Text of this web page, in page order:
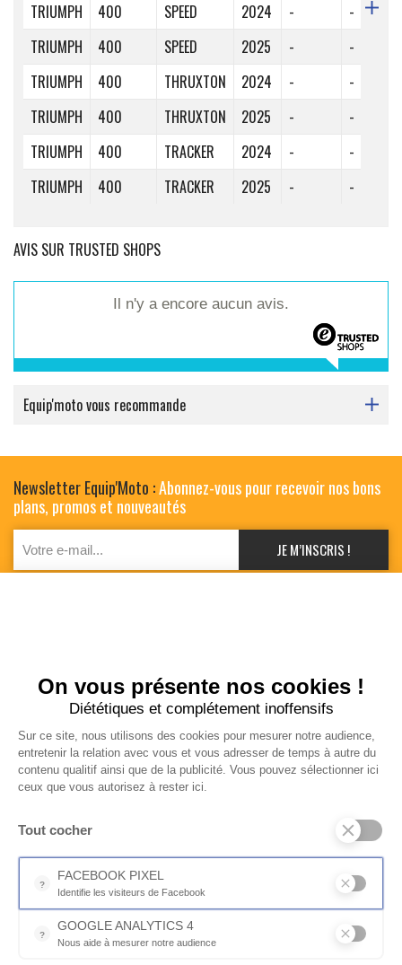
TRIUMPH
400 SPEED 2024 - -
TRIUMPH
400 SPEED 2025 - -
TRIUMPH
400 THRUXTON 2024 - -
TRIUMPH
400 THRUXTON 2025 - -
TRIUMPH
400 TRACKER 2024 - -
TRIUMPH
400 TRACKER 2025 - -
AVIS SUR TRUSTED SHOPS
Il n'y a encore aucun avis.
Equip'moto vous recommande
Newsletter Equip'Moto :Abonnez-vous pour recevoir nos bons
plans, promos et nouveautés
Sécurité des paiements
Service clients
Livraison express
Conditions générales de ventes
Droit de rétractation
Protection des données
BESOIN D’AIDE ?
Votre compte
Service clients
ECHAP'MOTO
Actualités
On vous présente nos cookies !
Diététiques et complétement inoffensifs
Sur ce site, nous utilisons des cookies pour mesurer notre audience,
entretenir la relation avec vous et vous adresser de temps à autre du
contenu qualitif ainsi que de la publicité. Vous pouvez sélectionner ici
ceux que vous autorisez à rester ici.
Tout cocher
?
FACEBOOK PIXEL
Identifie les visiteurs de Facebook
Permet de suivre les actions du visiteur sur le site web, et de
?
GOOGLE ANALYTICS 4
Nous aide à mesurer notre audience